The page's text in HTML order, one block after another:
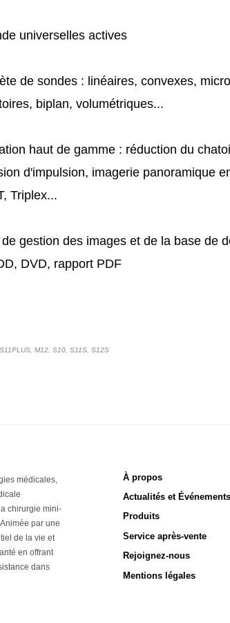
universelles actives
de sondes : linéaires, convexes,
biplan, volumétriques...
haut de gamme : réduction du
d'impulsion, imagerie panoramique
Triplex...
gestion des images et de la base de
DVD, rapport PDF
M12, S10, S11S, S12S
médicales,
chirurgie mini-
par une
de la vie et
en offrant
dans
À propos
Actualités et Événements
Produits
Service après-vente
Rejoignez-nous
Mentions légales